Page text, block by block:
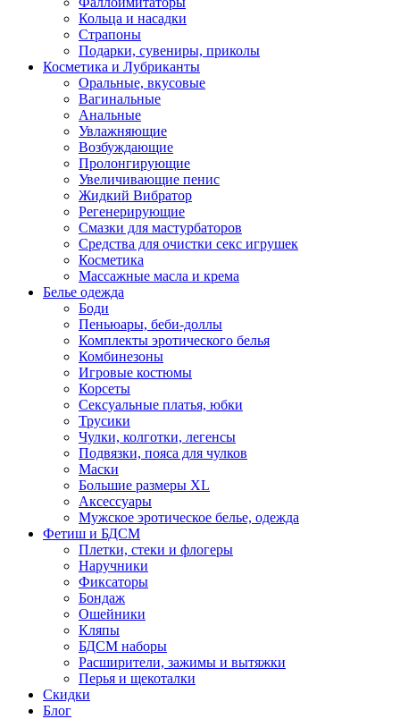
Кольца и насадки
Страпоны
Подарки, сувениры, приколы
Косметика и Лубриканты
Оральные, вкусовые
Вагинальные
Анальные
Увлажняющие
Возбуждающие
Пролонгирующие
Увеличивающие пенис
Жидкий Вибратор
Регенерирующие
Смазки для мастурбаторов
Средства для очистки секс игрушек
Косметика
Массажные масла и крема
Белье одежда
Боди
Пеньюары, беби-доллы
Комплекты эротического белья
Комбинезоны
Игровые костюмы
Корсеты
Сексуальные платья, юбки
Трусики
Чулки, колготки, легенсы
Подвязки, пояса для чулков
Маски
Большие размеры XL
Аксессуары
Мужское эротическое белье, одежда
Фетиш и БДСМ
Плетки, стеки и флогеры
Наручники
Фиксаторы
Бондаж
Ошейники
Кляпы
БДСМ наборы
Расширители, зажимы и вытяжки
Перья и щекоталки
Скидки
Блог